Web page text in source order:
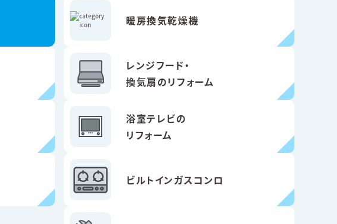
暖房換気乾燥機
レンジフード・
換気扇のリフォーム
浴室テレビの
リフォーム
ビルトインガスコンロ